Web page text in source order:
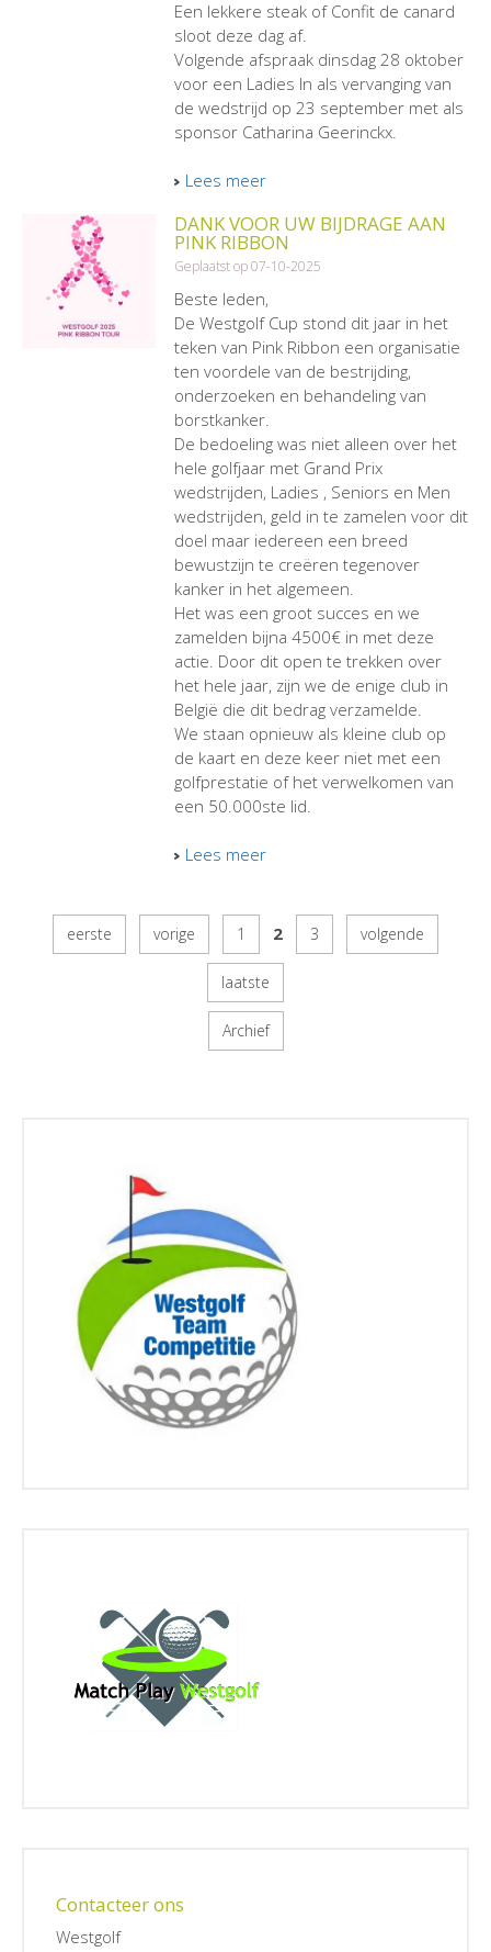
Een lekkere steak of Confit de canard
sloot deze dag af.
Volgende afspraak dinsdag 28 oktober
voor een Ladies In als vervanging van
de wedstrijd op 23 september met als
sponsor Catharina Geerinckx.
Lees meer
DANK VOOR UW BIJDRAGE AAN
PINK RIBBON
Geplaatst op 07-10-2025
Beste leden,
De Westgolf Cup stond dit jaar in het
teken van Pink Ribbon een organisatie
ten voordele van de bestrijding,
onderzoeken en behandeling van
borstkanker.
De bedoeling was niet alleen over het
hele golfjaar met Grand Prix
wedstrijden, Ladies , Seniors en Men
wedstrijden, geld in te zamelen voor dit
doel maar iedereen een breed
bewustzijn te creëren tegenover
kanker in het algemeen.
Het was een groot succes en we
zamelden bijna 4500€ in met deze
actie. Door dit open te trekken over
het hele jaar, zijn we de enige club in
België die dit bedrag verzamelde.
We staan opnieuw als kleine club op
de kaart en deze keer niet met een
golfprestatie of het verwelkomen van
een 50.000ste lid.
Lees meer
eerste vorige 1 2 3 volgende
laatste
Archief
Contacteer ons
Westgolf